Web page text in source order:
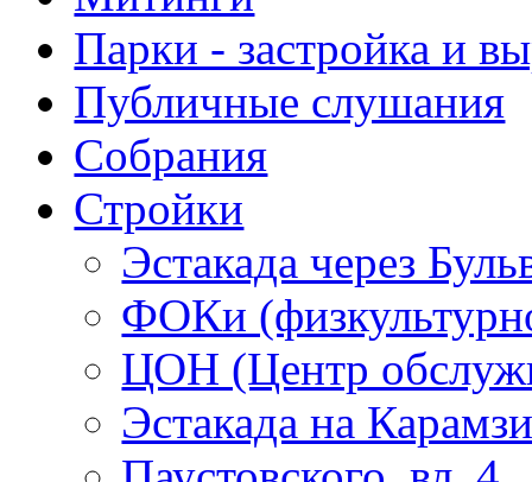
Парки - застройка и
Публичные слушания
Собрания
Стройки
Эстакада через
ФОКи
ЦОН (Центр
Эстакада на